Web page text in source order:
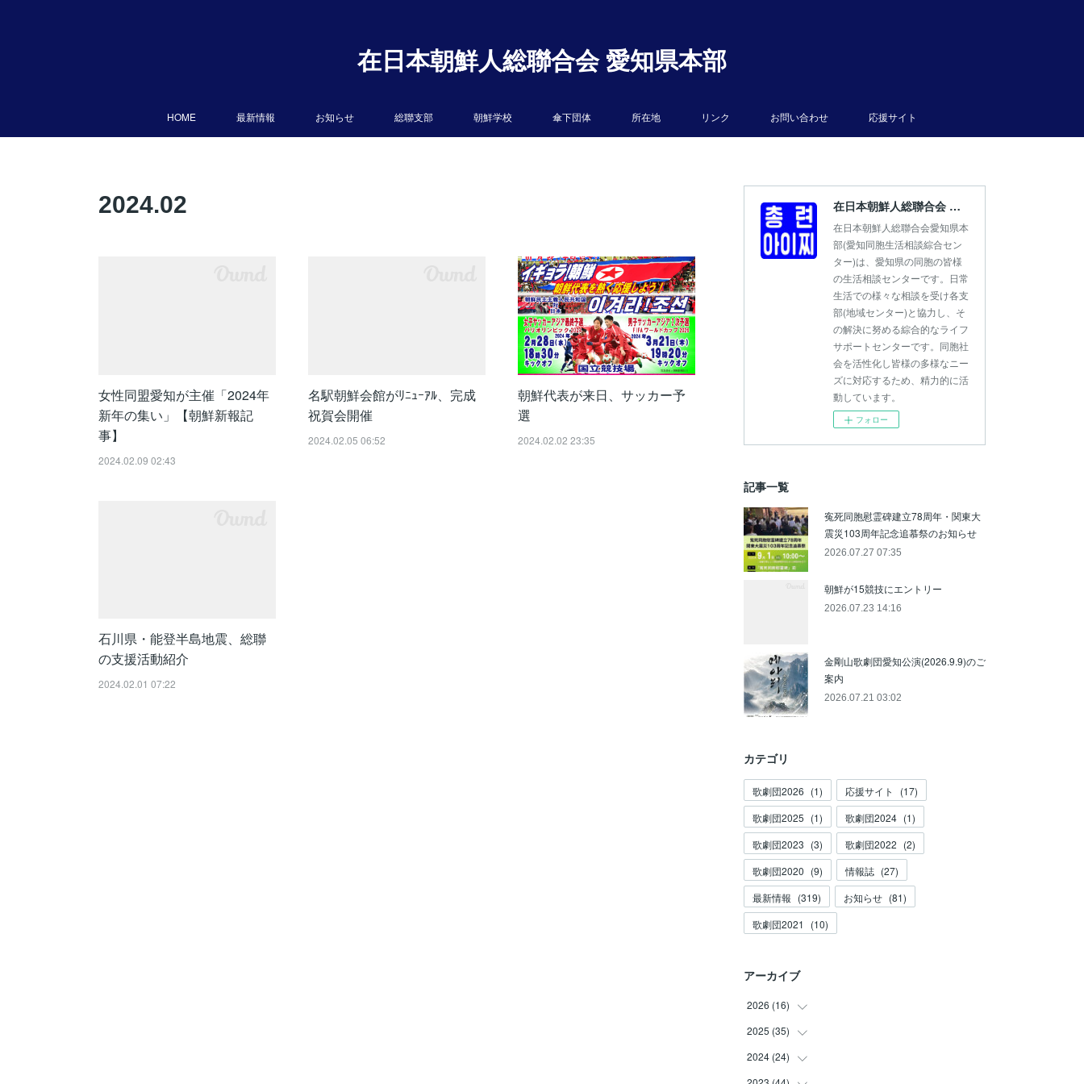
在日本朝鮮人総聯合会 愛知県本部
HOME 最新情報 お知らせ 総聯支部 朝鮮学校 傘下団体 所在地 リンク お問い合わせ 応援サイト
2024.02
女性同盟愛知が主催「2024年
新年の集い」【朝鮮新報記
事】
2024.02.09 02:43
名駅朝鮮会館がﾘﾆｭｰｱﾙ、完成
祝賀会開催
2024.02.05 06:52
朝鮮代表が来日、サッカー予
選
2024.02.02 23:35
石川県・能登半島地震、総聯
の支援活動紹介
2024.02.01 07:22
在日本朝鮮人総聯合会 愛知県本部
在日本朝鮮人総聯合会愛知県本
部(愛知同胞生活相談綜合セン
ター)は、愛知県の同胞の皆様
の生活相談センターです。日常
生活での様々な相談を受け各支
部(地域センター)と協力し、そ
の解決に努める綜合的なライフ
サポートセンターです。同胞社
会を活性化し皆様の多様なニー
ズに対応するため、精力的に活
動しています。
フォロー
記事一覧
寃死同胞慰霊碑建立78周年・関東大
震災103周年記念追慕祭のお知らせ
2026.07.27 07:35
朝鮮が15競技にエントリー
2026.07.23 14:16
金剛山歌劇団愛知公演(2026.9.9)のご
案内
2026.07.21 03:02
カテゴリ
歌劇団2026 (1) 応援サイト (17)
歌劇団2025 (1) 歌劇団2024 (1)
歌劇団2023 (3) 歌劇団2022 (2)
歌劇団2020 (9) 情報誌 (27)
最新情報 (319) お知らせ (81)
歌劇団2021
(10)
アーカイブ
2026 (16)
(3
(2
(2
2025 (35)
(3
(2
2024 (24)